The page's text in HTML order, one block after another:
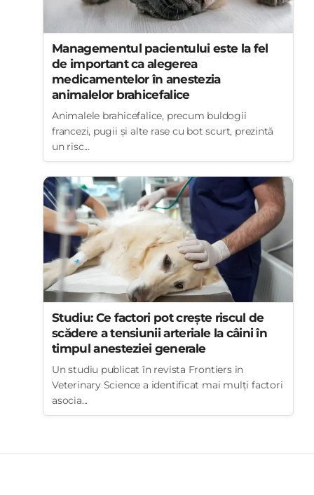
Managementul pacientului este la fel
de important ca alegerea
medicamentelor în anestezia
animalelor brahicefalice
Animalele brahicefalice, precum buldogii
francezi, pugii și alte rase cu bot scurt, prezintă
un risc...
Studiu: Ce factori pot crește riscul de
scădere a tensiunii arteriale la câini în
timpul anesteziei generale
Un studiu publicat în revista Frontiers in
Veterinary Science a identificat mai mulți factori
asocia...